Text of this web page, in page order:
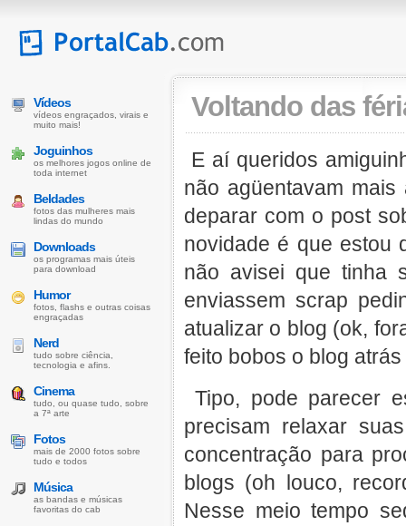
Voltando das
E aí queridos
não agüentavam
deparar com o post
novidade é que estou
não avisei que tinha
enviassem scrap
atualizar o blog (ok,
feito bobos o blog
Tipo, pode parecer
precisam relaxar
concentração para
blogs (oh louco,
Nesse meio tempo
Vídeos
vídeos engraçados, virais e
muito mais!
Joguinhos
os melhores jogos online de
toda internet
Beldades
fotos das mulheres mais
lindas do mundo
Downloads
os programas mais úteis
para download
Humor
fotos, flashs e outras coisas
engraçadas
Nerd
tudo sobre ciência,
tecnologia e afins.
Cinema
tudo, ou quase tudo, sobre
a 7ª arte
Fotos
mais de 2000 fotos sobre
tudo e todos
Música
as bandas e músicas
favoritas do cab